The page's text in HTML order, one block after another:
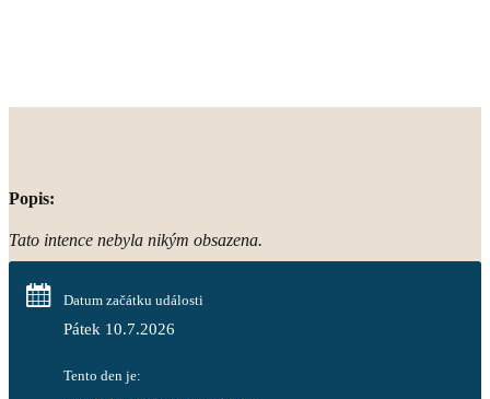
Popis:
Tato intence nebyla nikým obsazena.
Datum začátku události
Pátek 10.7.2026
Tento den je: